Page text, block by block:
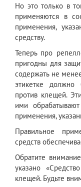
Но это только в
применяются в
применения,
средству.
Теперь про
пригодны для
содержать не
этикетке
против клещей.
ими
применения,
Правильное
средств
Обратите
указано
клещей. Будьте